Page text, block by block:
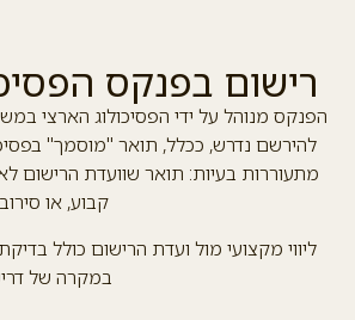
רישום בפנקס
הפנקס מנוהל על ידי הפסיכולוג הארצי
להירשם נדרש, ככלל, תואר "מוסמך"
מתעוררות בעיות: תואר שוועדת הרישום
קבוע, או
ליווי מקצועי מול ועדת הרישום כולל
במקרה של